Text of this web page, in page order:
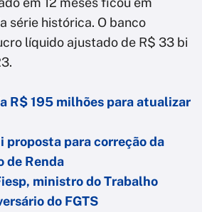
série histórica. O banco
líquido ajustado de R$ 33 bi
R$ 195 milhões para atualizar
proposta para correção da
de Renda
ministro do Trabalho
do FGTS